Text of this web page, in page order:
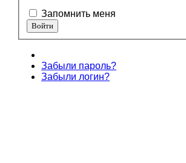
Запомнить меня
Забыли пароль?
Забыли логин?